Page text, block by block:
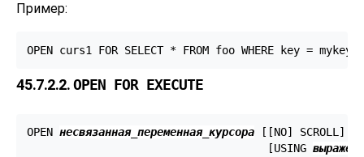
Пример:
OPEN curs1 FOR SELECT * FROM foo WHERE key = mykey;
45.7.2.2.OPEN FOR EXECUTE
OPEN несвязанная_переменная_курсора [ [NO] SCROLL]
                                     [
USING